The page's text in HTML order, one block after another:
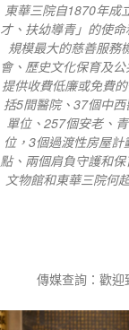
東華三院自1870年成
才、扶幼導青」的使
規模最大的慈善服務
會、歷史文化保育及
提供收費低廉或免費
括5間醫院、 37個中
單位、 257個安老、
位， 3個過渡性房屋計
點、兩個肩負守護和
文物館和東華三院何
傳媒查詢：歡